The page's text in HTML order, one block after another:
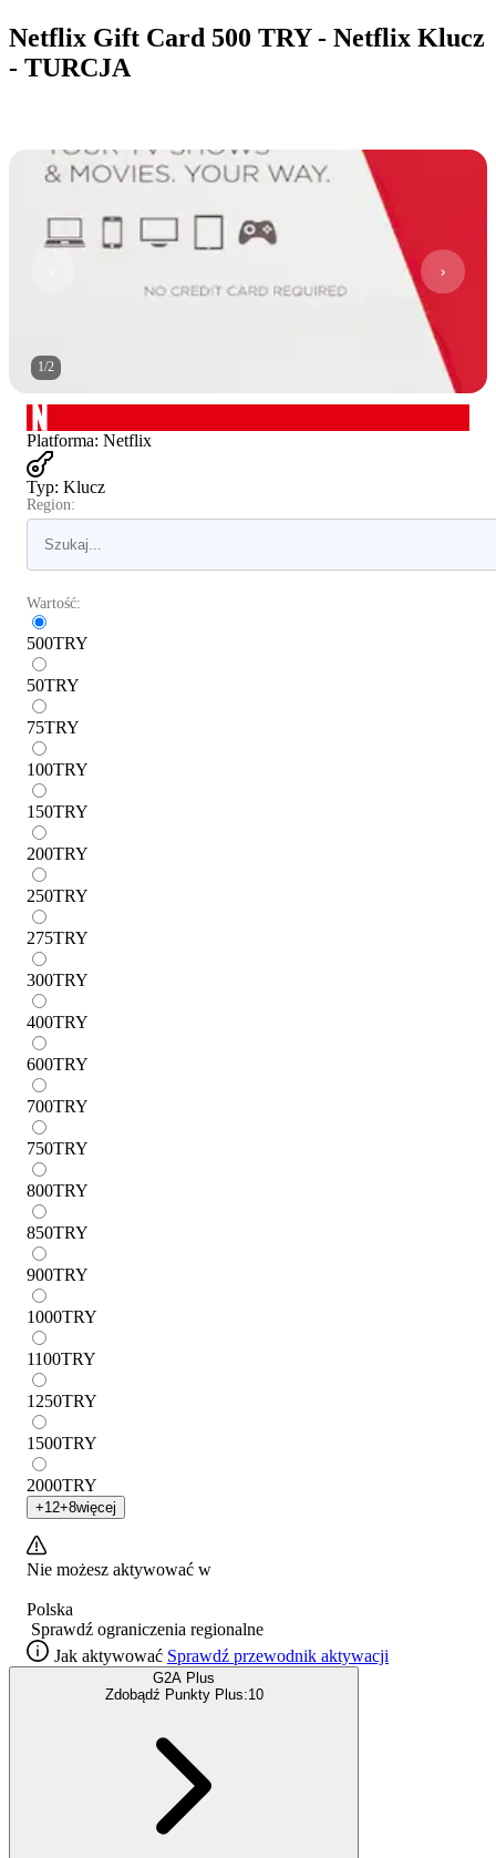
Netflix Gift Card 500 TRY - Netflix Klucz
- TURCJA
1/2
Platforma: Netflix
Typ: Klucz
Region:
Wartość:
500TRY
50TRY
75TRY
100TRY
150TRY
200TRY
250TRY
275TRY
300TRY
400TRY
600TRY
700TRY
750TRY
800TRY
850TRY
900TRY
1000TRY
1100TRY
1250TRY
1500TRY
2000TRY
+12+8więcej
Nie możesz aktywować w
Polska
Sprawdź ograniczenia regionalne
Jak aktywować Sprawdź przewodnik aktywacji
G2A Plus
Zdobądź Punkty Plus:10